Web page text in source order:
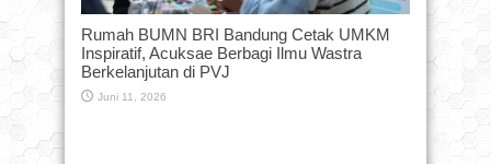
Rumah BUMN BRI Bandung Cetak UMKM
Inspiratif, Acuksae Berbagi Ilmu Wastra
Berkelanjutan di PVJ
Juni 11, 2026